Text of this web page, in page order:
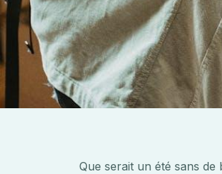
Que serait un été sans